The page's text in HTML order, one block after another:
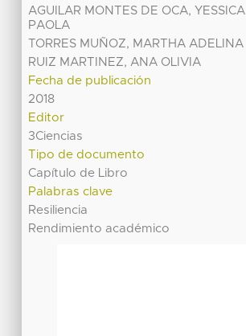
AGUILAR MONTES DE OCA, YESSICA
PAOLA
TORRES MUÑOZ, MARTHA ADELINA
RUIZ MARTINEZ, ANA OLIVIA
Fecha de publicación
2018
Editor
3Ciencias
Tipo de documento
Capítulo de Libro
Palabras clave
Resiliencia
Rendimiento académico